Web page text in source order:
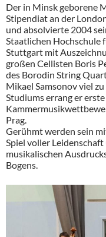
Der in Minsk geborene
Stipendiat an der
und absolvierte 2004
Staatlichen
Stuttgart mit
großen Cellisten Boris
des Borodin String
Mikael Samsonov viel
Studiums errang er
Prag.
Gerühmt werden sein
Spiel voller
musikalischen
Bogens.